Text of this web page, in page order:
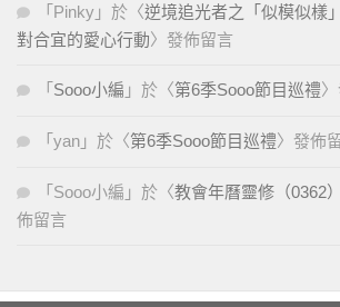
「 Pinky 」於〈逆境追光者之「似模似樣
對合宜的愛心行動〉發佈留言
「 Sooo小編 」於〈第6季Sooo節目巡禮
「 yan 」於〈第6季Sooo節目巡禮〉發佈
「 Sooo小編 」於〈教會年曆靈修（0362
佈留言